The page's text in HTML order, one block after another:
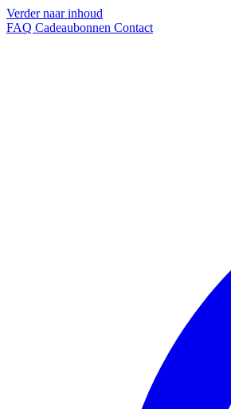
Verder naar inhoud
FAQ Cadeaubonnen Contact